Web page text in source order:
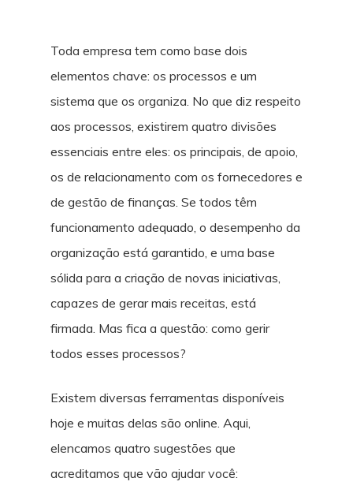
Toda empresa tem como base dois
elementos chave: os processos e um
sistema que os organiza. No que diz respeito
aos processos, existirem quatro divisões
essenciais entre eles: os principais, de apoio,
os de relacionamento com os fornecedores e
de gestão de finanças. Se todos têm
funcionamento adequado, o desempenho da
organização está garantido, e uma base
sólida para a criação de novas iniciativas,
capazes de gerar mais receitas, está
firmada. Mas fica a questão: como gerir
todos esses processos?
Existem diversas ferramentas disponíveis
hoje e muitas delas são online. Aqui,
elencamos quatro sugestões que
acreditamos que vão ajudar você: